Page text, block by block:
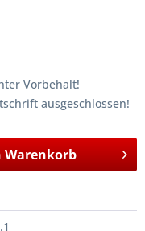
Vorbehalt!
ausgeschlossen!
Warenkorb